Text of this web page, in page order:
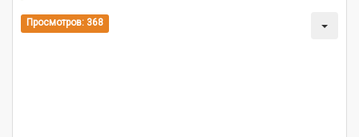
Просмотров: 368